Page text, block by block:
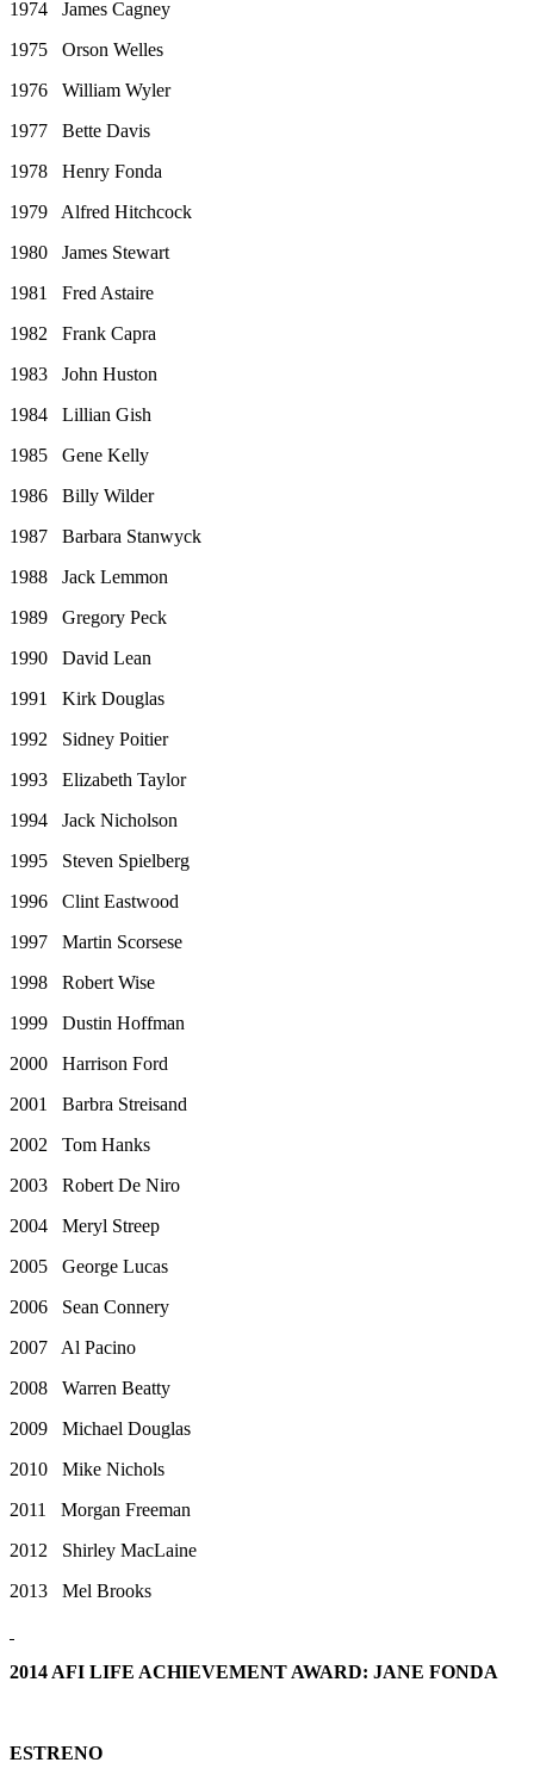
1974 James Cagney
1975 Orson Welles
1976 William Wyler
1977 Bette Davis
1978 Henry Fonda
1979 Alfred Hitchcock
1980 James Stewart
1981 Fred Astaire
1982 Frank Capra
1983 John Huston
1984 Lillian Gish
1985 Gene Kelly
1986 Billy Wilder
1987 Barbara Stanwyck
1988 Jack Lemmon
1989 Gregory Peck
1990 David Lean
1991 Kirk Douglas
1992 Sidney Poitier
1993 Elizabeth Taylor
1994 Jack Nicholson
1995 Steven Spielberg
1996 Clint Eastwood
1997 Martin Scorsese
1998 Robert Wise
1999 Dustin Hoffman
2000 Harrison Ford
2001 Barbra Streisand
2002 Tom Hanks
2003 Robert De Niro
2004 Meryl Streep
2005 George Lucas
2006 Sean Connery
2007 Al Pacino
2008 Warren Beatty
2009 Michael Douglas
2010 Mike Nichols
2011 Morgan Freeman
2012 Shirley MacLaine
2013 Mel Brooks
2014 AFI LIFE ACHIEVEMENT AWARD: JANE FONDA
ESTRENO